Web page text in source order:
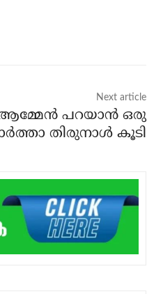
Next article
പറയാന്‍ ഒരു
തിരുനാള്‍ കൂടി